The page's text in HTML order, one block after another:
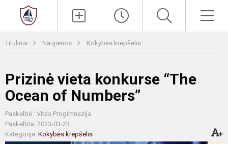
Titulinis Naujienos Kokybės krepšelis
Prizinė vieta konkurse “The
Ocean of Numbers”
Paskelbė : Vitės Progimnazija
Paskelbta: 2023-03-23
Kategorija: Kokybės krepšelis